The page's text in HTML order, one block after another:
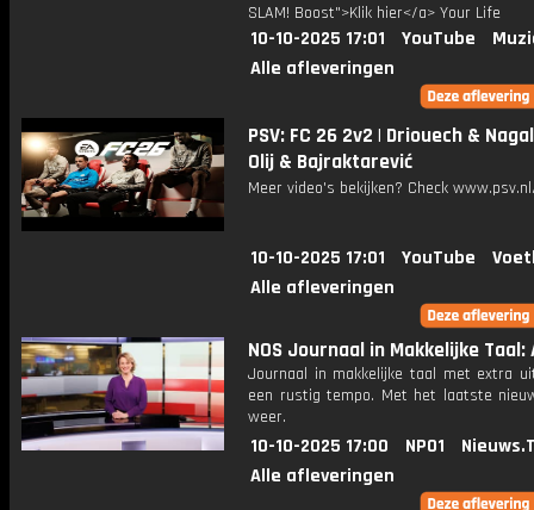
SLAM! Boost">Klik hier</a> Your Life
10-10-2025 17:01 YouTube
Alle afleveringen
PSV: FC 26 2v2 | Driouech &
Olij & Bajraktarević
Meer video's bekijken? Check
10-10-2025 17:01 YouTube
Alle afleveringen
NOS Journaal in Makkelijke Taal:
Journaal in makkelijke taal met extra
een rustig tempo. Met het laatste
weer.
10-10-2025 17:00 NPO1
Alle afleveringen